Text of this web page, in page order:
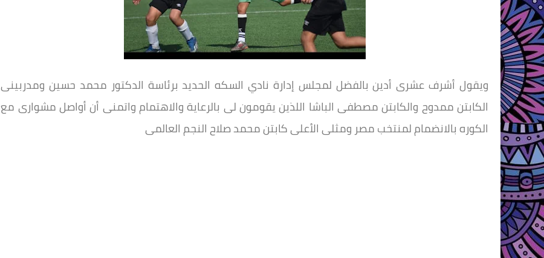
ويقول أشرف عشرى أدين بالفضل لمجلس إدارة نادي السكه الحديد برئاسة الدكتور محمد حسين ومدربينى
الكابتن ممدوح والكابتن مصطفى الباشا اللذين يقومون لى بالرعاية والاهتمام واتمنى أن أواصل مشوارى مع
الكوره بالانضمام لمنتخب مصر ومثلى الأعلى كابتن محمد صلاح النجم العالمى